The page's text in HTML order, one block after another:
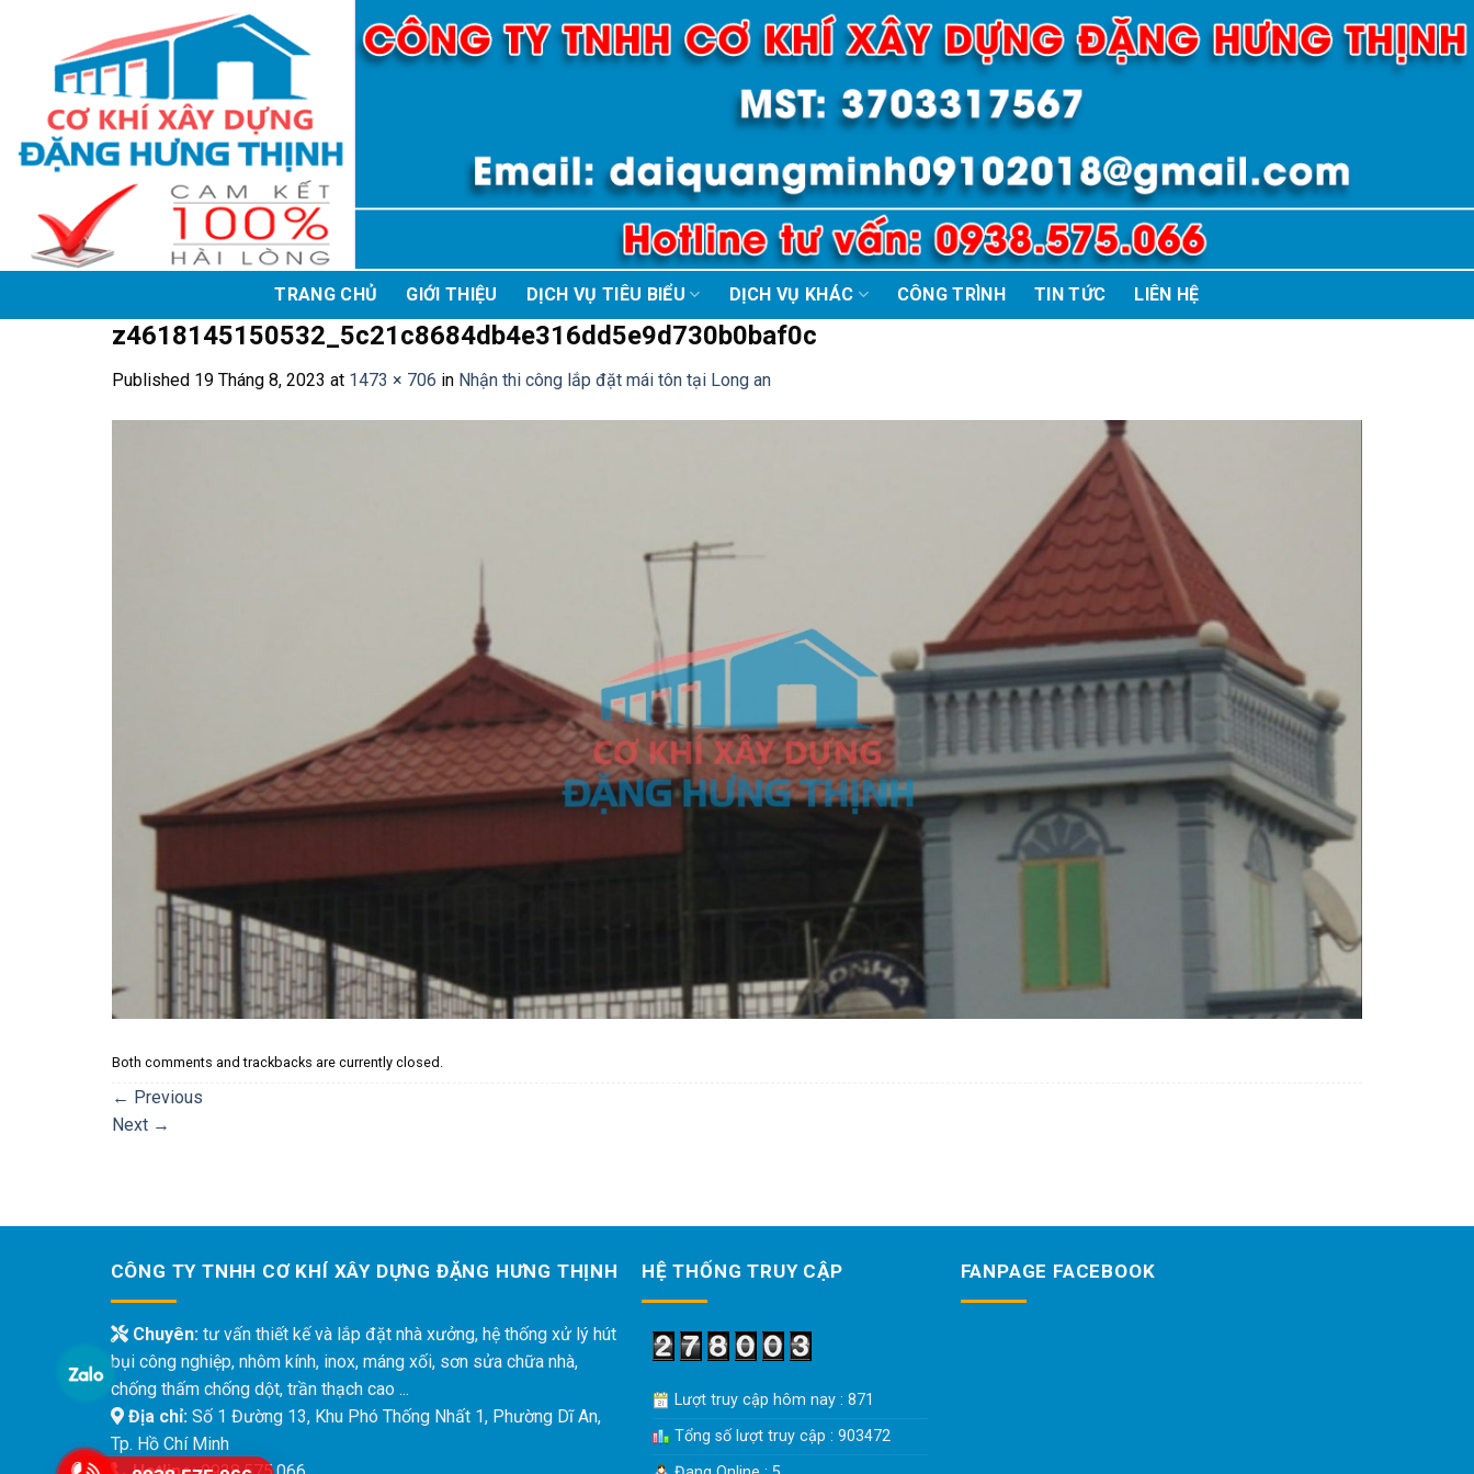
content
TRANG CHỦ GIỚI THIỆU DỊCH VỤ TIÊU BIỂU DỊCH VỤ KHÁC CÔNG TRÌNH TIN TỨC LIÊN HỆ
z4618145150532_5c21c8684db4e316dd5e9d730b0baf0c
Published 19 Tháng 8, 2023 at 1473 × 706 in Nhận thi công lắp đặt mái tôn tại Long an
Both comments and trackbacks are currently closed.
← Previous
Next →
CÔNG TY TNHH CƠ KHÍ XÂY DỰNG ĐẶNG HƯNG THỊNH
Chuyên:tư vấn thiết kế và lắp đặt nhà xưởng, hệ thống xử lý hút
bụi công nghiệp, nhôm kính, inox, máng xối, sơn sửa chữa nhà,
chống thấm chống dột, trần thạch cao ...
Địa chỉ:Số 1 Đường 13, Khu Phó Thống Nhất 1, Phường Dĩ An,
Tp. Hồ Chí Minh
HỆ THỐNG TRUY CẬP
Lượt truy cập hôm nay : 871
Tổng số lượt truy cập : 903472
FANPAGE FACEBOOK